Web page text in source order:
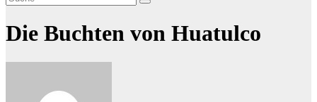
Die Buchten von Huatulco